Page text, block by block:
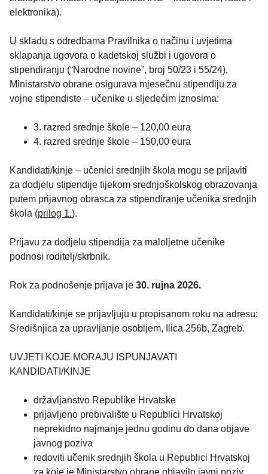
elektronika).
U skladu s odredbama Pravilnika o načinu i uvjetima
sklapanja ugovora o kadetskoj službi i ugovora o
stipendiranju (“Narodne novine”, broj 50/23 i 55/24),
Ministarstvo obrane osigurava mjesečnu stipendiju za
vojne stipendiste – učenike u sljedećim iznosima:
3. razred srednje škole – 120,00 eura
4. razred srednje škole – 150,00 eura
Kandidati/kinje – učenici srednjih škola mogu se prijaviti
za dodjelu stipendije tijekom srednjoškolskog obrazovanja
putem prijavnog obrasca za stipendiranje učenika srednjih
škola (prilog 1.).
Prijavu za dodjelu stipendija za maloljetne učenike
podnosi roditelj/skrbnik.
Rok za podnošenje prijava je 30. rujna 2026.
Kandidati/kinje se prijavljuju u propisanom roku na adresu:
Središnjica za upravljanje osobljem, Ilica 256b, Zagreb.
UVJETI KOJE MORAJU ISPUNJAVATI
KANDIDATI/KINJE
državljanstvo Republike Hrvatske
prijavljeno prebivalište u Republici Hrvatskoj
neprekidno najmanje jednu godinu do dana objave
javnog poziva
redoviti učenik srednjih škola u Republici Hrvatskoj
za koje je Ministarstvo obrane objavilo javni poziv